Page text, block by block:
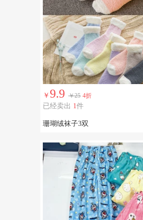
￥ 9.9 ￥25 4折
已经卖出 1件
珊瑚绒袜子3双